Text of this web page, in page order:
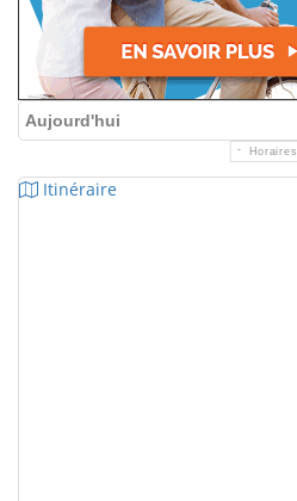
Aujourd'hui
Horaires
Itinéraire